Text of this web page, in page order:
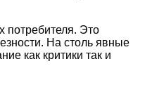
потребителя. Это
На столь явные
как критики так и